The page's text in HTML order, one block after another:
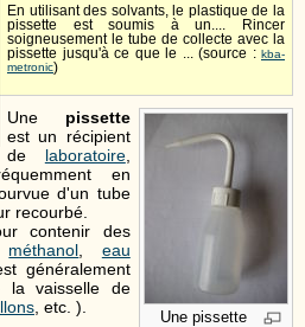
En utilisant des solvants, le plastique de la
pissette est soumis à un.... Rincer
soigneusement le tube de collecte avec la
pissette jusqu'à ce que le ... (source : kba-
metronic)
Une pissette
Une pissette
est un récipient
de laboratoire,
en
d'un tube
recourbé.
contenir des
méthanol
eau
généralement
la vaisselle de
, etc. ).